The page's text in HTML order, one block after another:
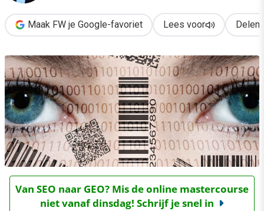
Maak FW je Google-favoriet Lees voor Delen
Van SEO naar GEO? Mis de online mastercourse
niet vanaf dinsdag! Schrijf je snel in